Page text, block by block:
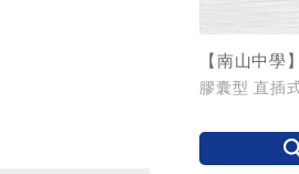
膠囊型 直插